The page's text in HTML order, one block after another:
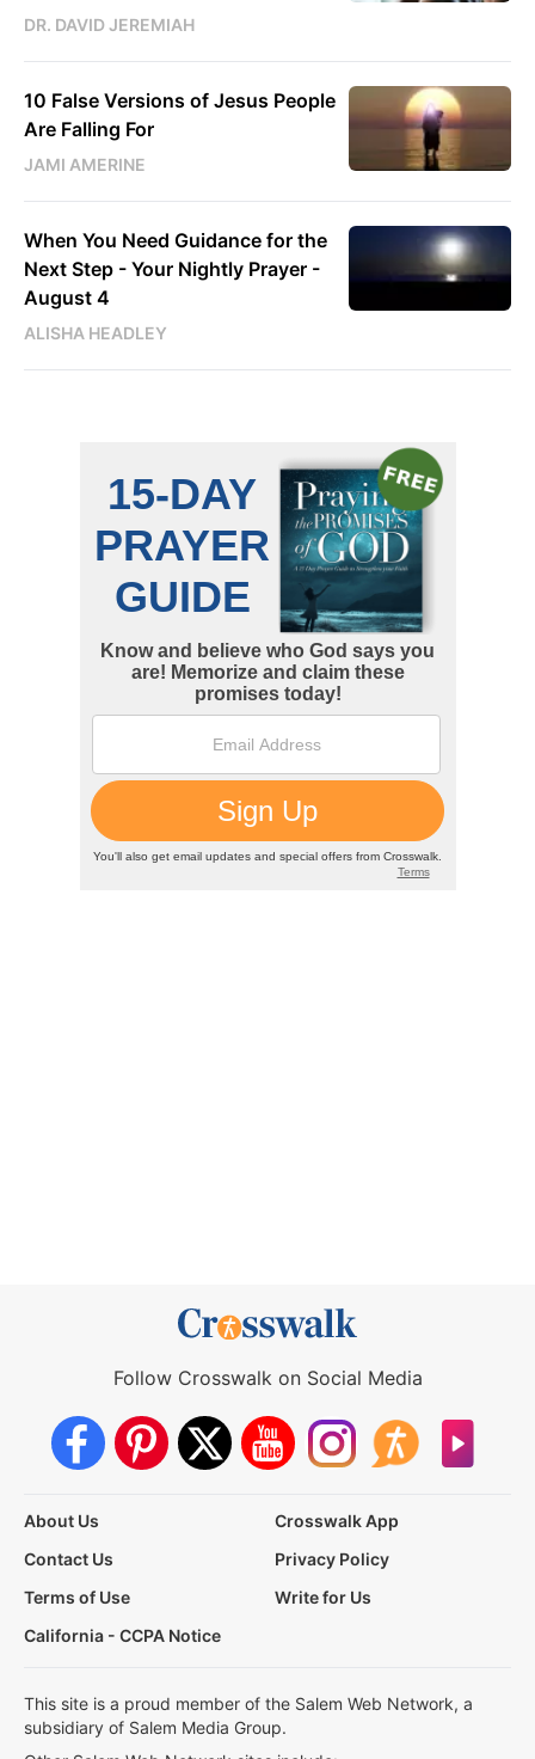
DR. DAVID JEREMIAH
10 False Versions of Jesus People
Are Falling For
JAMI AMERINE
When You Need Guidance for the
Next Step - Your Nightly Prayer -
August 4
ALISHA HEADLEY
Follow Crosswalk on Social Media
About Us
Crosswalk App
Contact Us
Privacy Policy
Terms of Use
Write for Us
California - CCPA Notice
This site is a proud member of the Salem Web Network, a
subsidiary of Salem Media Group.